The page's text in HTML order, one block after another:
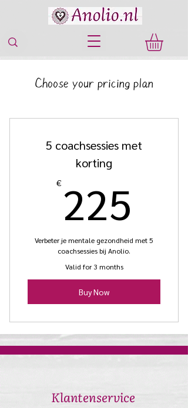
Choose your pricing plan
5 coachsessies met
korting
€ 225
Verbeter je mentale gezondheid met 5
coachsessies bij Anolio.
Valid for 3 months
Buy Now
​Klantenservice